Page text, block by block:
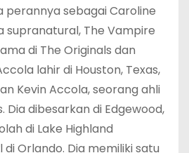
perannya sebagai Caroline
supranatural, The Vampire
di The Originals dan
lahir di Houston, Texas,
Kevin Accola, seorang ahli
Dia dibesarkan di Edgewood,
di Lake Highland
Orlando. Dia memiliki satu